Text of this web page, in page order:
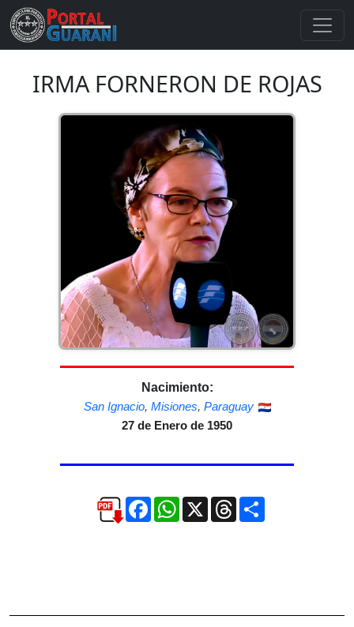
IRMA FORNERON DE ROJAS
Nacimiento:
San Ignacio, Misiones, Paraguay
27 de Enero de 1950
FacebookWhatsApp
X ThreadsCompartir